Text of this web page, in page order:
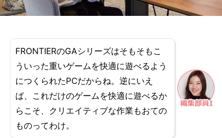
FRONTIERのGAシリーズはそもそもこ
ういった重いゲームを快適に遊べるよう
につくられたPCだからね。逆にいえ
ば、これだけのゲームを快適に遊べるか
らこそ、クリエイティブな作業もおての
ものってわけ。